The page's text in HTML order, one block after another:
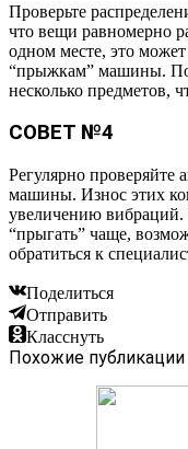
Проверьте
что вещи равномерно
одном месте, это
“прыжкам” машины.
несколько предметов,
СОВЕТ №4
Регулярно проверяйте
машины. Износ этих
увеличению вибраций.
“прыгать” чаще,
обратиться к
Поделиться
Отправить
Класснуть
Похожие публикации